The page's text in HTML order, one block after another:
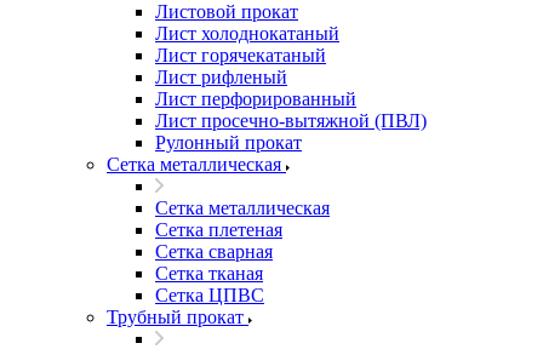
Листовой прокат
Лист холоднокатаный
Лист горячекатаный
Лист рифленый
Лист перфорированный
Лист просечно-вытяжной (ПВЛ)
Рулонный прокат
Сетка металлическая
Сетка металлическая
Сетка плетеная
Сетка сварная
Сетка тканая
Сетка ЦПВС
Трубный прокат